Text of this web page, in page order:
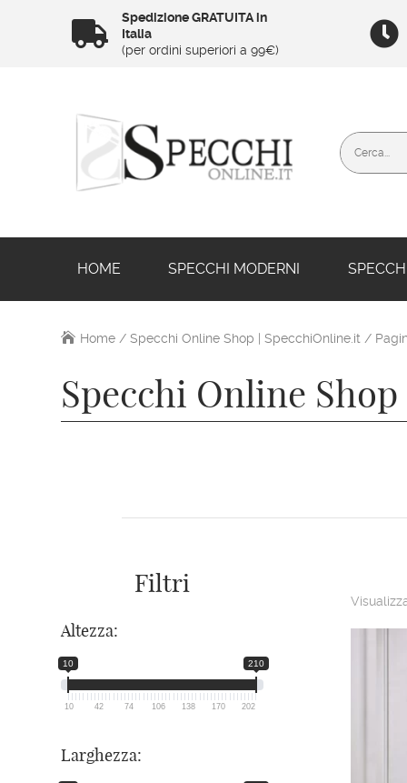

Spedizione GRATUITA in
Italia
(per ordini superiori a 99€)

HOME SPECCHI MODERNI
Home /Specchi Online Shop | SpecchiOnline.it /
Specchi Online
Filtri
Altezza:
10 210
10 42 74 106 138 170 202
Larghezza: